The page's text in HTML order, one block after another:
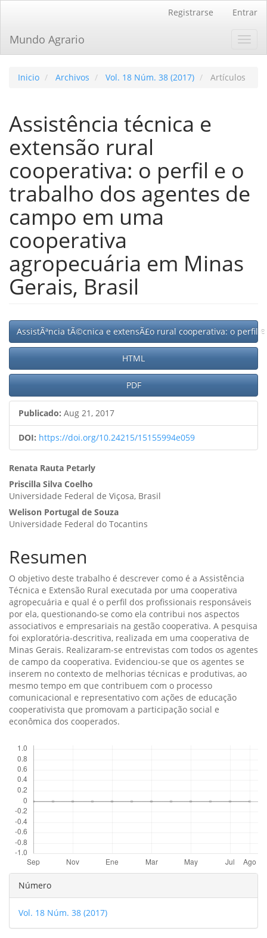
principal
Barra
Registrarse Entrar
Mundo Agrario
Inicio Archivos Vol. 18 Núm. 38 (2017) Artículos
Assistência técnica e
extensão rural
cooperativa: o perfil e o
trabalho dos agentes de
campo em uma
cooperativa
agropecuária em Minas
Gerais, Brasil
Barra
lateral
del
artículo
AssistÃªncia tÃ©cnica e extensÃ£o rural cooperativa: o perfil
HTML
PDF
Publicado: Aug 21, 2017
DOI: https://doi.org/10.24215/15155994e059
Contenido
principal
del
artículo
Renata Rauta Petarly
Priscilla Silva Coelho
Universidade Federal de Viçosa, Brasil
Welison Portugal de Souza
Universidade Federal do Tocantins
Resumen
O objetivo deste trabalho é descrever como é a Assistência
Técnica e Extensão Rural executada por uma cooperativa
agropecuária e qual é o perfil dos profissionais responsáveis
por ela, questionando-se como ela contribui nos aspectos
associativos e empresariais na gestão cooperativa. A pesquisa
foi exploratória-descritiva, realizada em uma cooperativa de
Minas Gerais. Realizaram-se entrevistas com todos os agentes
de campo da cooperativa. Evidenciou-se que os agentes se
inserem no contexto de melhorias técnicas e produtivas, ao
mesmo tempo em que contribuem com o processo
comunicacional e representativo com ações de educação
cooperativista que promovam a participação social e
econômica dos cooperados.
Detalles
del
artículo
Número
Vol. 18 Núm. 38 (2017)